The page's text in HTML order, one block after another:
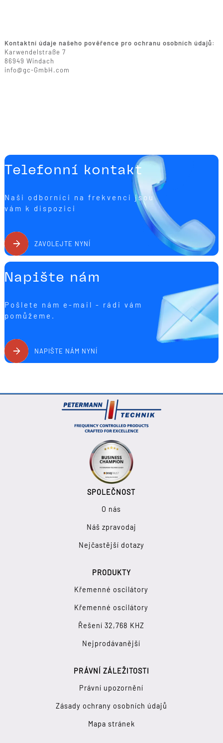
Kontaktní údaje našeho pověřence pro ochranu osobních údajů:
Karwendelstraße 7
86949 Windach
info@gc-GmbH.com
Telefonní kontakt
Naši odborníci na frekvenci jsou
vám k dispozici
ZAVOLEJTE NYNÍ
Napište nám
Pošlete nám e-mail - rádi vám
pomůžeme.
NAPIŠTE NÁM NYNÍ
SPOLEČNOST
O nás
Náš zpravodaj
Nejčastější dotazy
PRODUKTY
Křemenné oscilátory
Křemenné oscilátory
Řešení 32,768 KHZ
Nejprodávanější
PRÁVNÍ ZÁLEŽITOSTI
Právní upozornění
Zásady ochrany osobních údajů
Mapa stránek